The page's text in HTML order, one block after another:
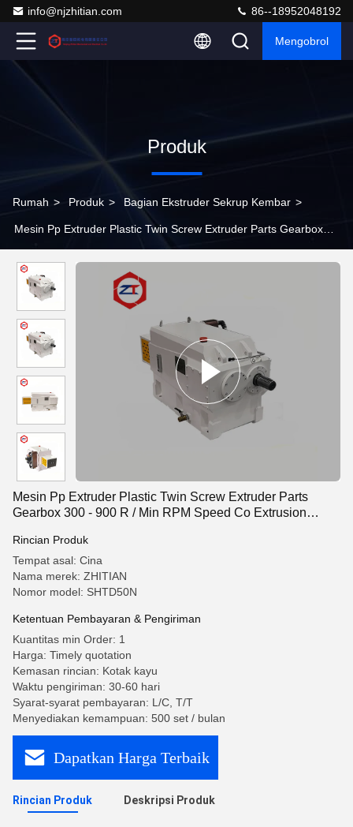
info@njzhitian.com 86--18952048192
Mengobrol
Produk
Rumah > Produk > Bagian Ekstruder Sekrup Kembar >
Mesin Pp Extruder Plastic Twin Screw Extruder Parts Gearbox
Mesin Pp Extruder Plastic Twin Screw Extruder Parts
Gearbox 300 - 900 R / Min RPM Speed ​​Co Extrusion
Rincian Produk
Tempat asal: Cina
Nama merek: ZHITIAN
Nomor model: SHTD50N
Ketentuan Pembayaran & Pengiriman
Kuantitas min Order: 1
Harga: Timely quotation
Kemasan rincian: Kotak kayu
Waktu pengiriman: 30-60 hari
Syarat-syarat pembayaran: L/C, T/T
Menyediakan kemampuan: 500 set / bulan
Dapatkan Harga Terbaik
Rincian Produk Deskripsi Produk